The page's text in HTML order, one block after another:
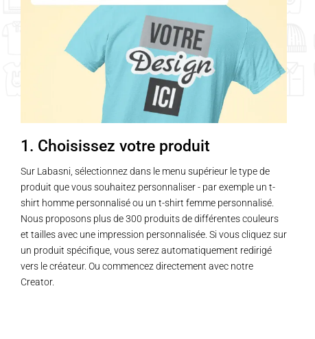
1. Choisissez votre produit
Sur Labasni, sélectionnez dans le menu supérieur le type de
produit que vous souhaitez personnaliser - par exemple un t-
shirt homme personnalisé ou un t-shirt femme personnalisé.
Nous proposons plus de 300 produits de différentes couleurs
et tailles avec une impression personnalisée. Si vous cliquez sur
un produit spécifique, vous serez automatiquement redirigé
vers le créateur. Ou commencez directement avec notre
Creator.